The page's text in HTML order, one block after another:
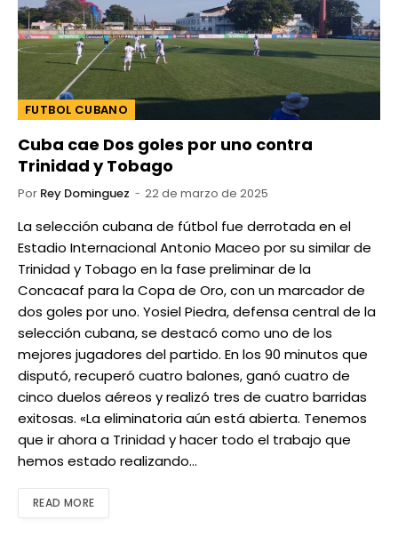
FUTBOL CUBANO
Cuba cae Dos goles por uno contra
Trinidad y Tobago
Por Rey Dominguez 22 de marzo de 2025
La selección cubana de fútbol fue derrotada en el
Estadio Internacional Antonio Maceo por su similar de
Trinidad y Tobago en la fase preliminar de la
Concacaf para la Copa de Oro, con un marcador de
dos goles por uno. Yosiel Piedra, defensa central de la
selección cubana, se destacó como uno de los
mejores jugadores del partido. En los 90 minutos que
disputó, recuperó cuatro balones, ganó cuatro de
cinco duelos aéreos y realizó tres de cuatro barridas
exitosas. «La eliminatoria aún está abierta. Tenemos
que ir ahora a Trinidad y hacer todo el trabajo que
hemos estado realizando…
READ MORE